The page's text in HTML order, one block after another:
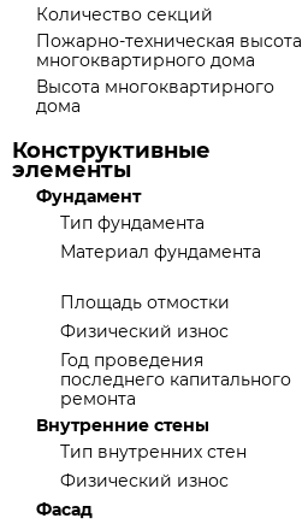
Количество секций
Пожарно-техническая высота
многоквартирного дома
Высота многоквартирного
дома
Конструктивные
элементы
Фундамент
Тип фундамента
Материал фундамента
Площадь отмостки
Физический износ
Год проведения
последнего капитального
ремонта
Внутренние стены
Тип внутренних стен
Физический износ
Фасад